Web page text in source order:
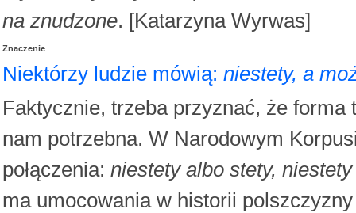
na znudzone. [Katarzyna Wyrwas]
Znaczenie
Niektórzy ludzie mówią: niestety, a
Faktycznie, trzeba przyznać, że
nam potrzebna. W Narodowym
połączenia: niestety albo stety,
ma umocowania w historii